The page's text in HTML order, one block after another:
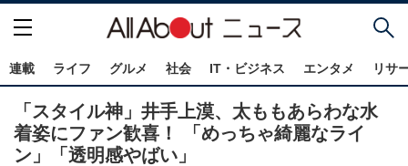
連載 ライフ グルメ 社会 IT・ビジネス エンタメ リサ
「スタイル神」井手上漠、太ももあらわな水
着姿にファン歓喜！ 「めっちゃ綺麗なライ
ン」「透明感やばい」